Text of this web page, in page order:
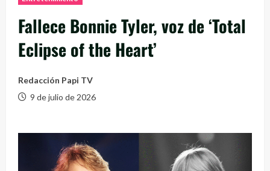
Fallece Bonnie Tyler, voz de ‘Total
Eclipse of the Heart’
Redacción Papi TV
9 de julio de 2026